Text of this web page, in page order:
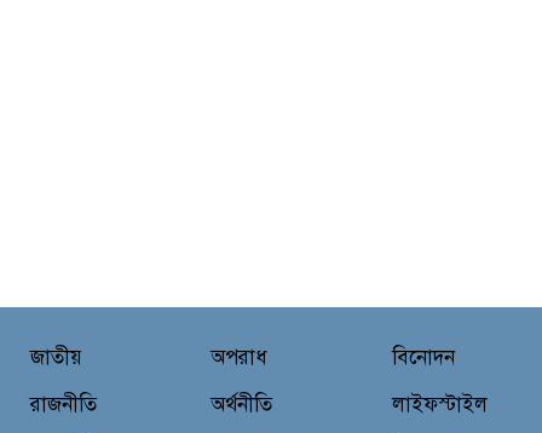
‘হেলথ এক্সপ্রেস’ চালু
উর্ধ্বগতির প্রতিবাদে মাগুরায় ১১দলীয়
জাতীয়
রাজনীতি
অপরাধ
অর্থনীতি
বিনোদন
লাইফস্টাইল